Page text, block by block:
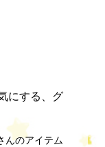
にする、グ
んのアイテム